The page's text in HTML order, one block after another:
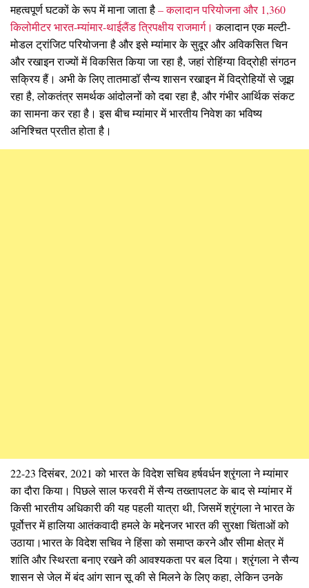
महत्वपूर्ण घटकों के रूप में माना जाता है– कलादान परियोजना और 1,360
किलोमीटर भारत-म्यांमार-थाईलैंड त्रिपक्षीय राजमार्ग। कलादान एक मल्टी-
मोडल ट्रांजिट परियोजना है और इसे म्यांमार के सुदूर और अविकसित चिन
और रखाइन राज्यों में विकसित किया जा रहा है, जहां रोहिंग्या विद्रोही संगठन
सक्रिय हैं। अभी के लिए तातमाडॉ सैन्य शासन रखाइन में विद्रोहियों से जूझ
रहा है, लोकतंत्र समर्थक आंदोलनों को दबा रहा है, और गंभीर आर्थिक संकट
का सामना कर रहा है। इस बीच म्यांमार में भारतीय निवेश का भविष्य
अनिश्चित प्रतीत होता है।
22-23 दिसंबर, 2021 को भारत के विदेश सचिव हर्षवर्धन श्रृंगला ने म्यांमार
का दौरा किया। पिछले साल फरवरी में सैन्य तख्तापलट के बाद से म्यांमार में
किसी भारतीय अधिकारी की यह पहली यात्रा थी, जिसमें श्रृंगला ने भारत के
पूर्वोत्तर में हालिया आतंकवादी हमले के मद्देनजर भारत की सुरक्षा चिंताओं को
उठाया।भारत के विदेश सचिव ने हिंसा को समाप्त करने और सीमा क्षेत्र में
शांति और स्थिरता बनाए रखने की आवश्यकता पर बल दिया। श्रृंगला ने सैन्य
शासन से जेल में बंद आंग सान सू की से मिलने के लिए कहा, लेकिन उनके